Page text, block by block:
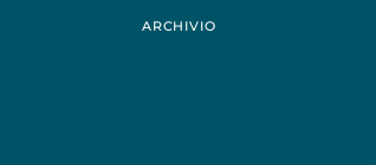
ARCHIVIO